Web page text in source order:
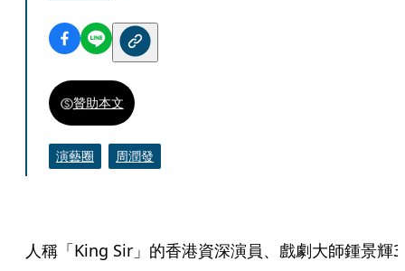
贊助本文
演藝圈 周潤發
人稱「King Sir」的香港資深演員、戲劇大師鍾景輝3